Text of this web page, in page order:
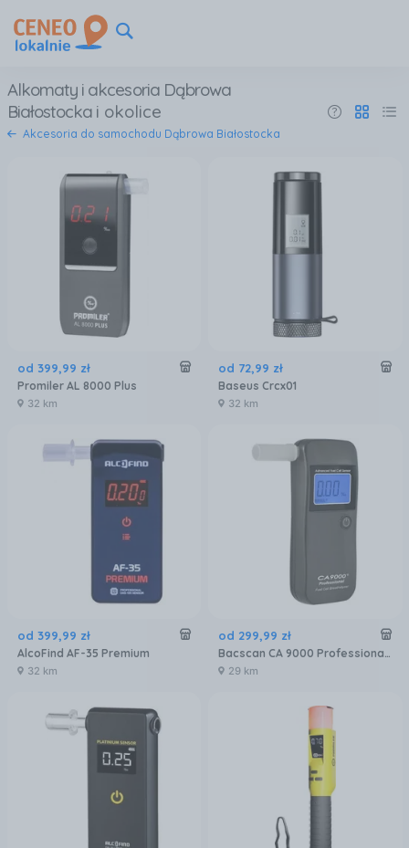
Alkomaty i akcesoria Dąbrowa
Białostocka i okolice
Akcesoria do samochodu Dąbrowa Białostocka
od 399,99 zł
Promiler AL 8000 Plus
32 km
od 72,99 zł
Baseus Crcx01
32 km
od 399,99 zł
AlcoFind AF-35 Premium
32 km
od 299,99 zł
Bacscan CA 9000 Professional SG
29 km